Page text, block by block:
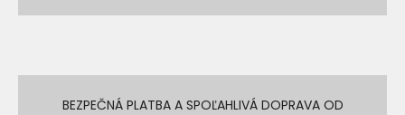
BEZPEČNÁ PLATBA A SPOĽAHLIVÁ DOPRAVA OD